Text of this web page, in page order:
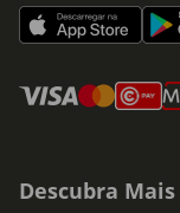
Descubra Mais